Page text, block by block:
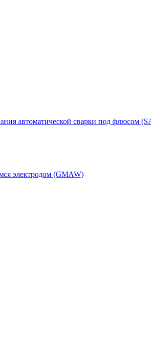
автоматической сварки под флюсом
электродом (GMAW)